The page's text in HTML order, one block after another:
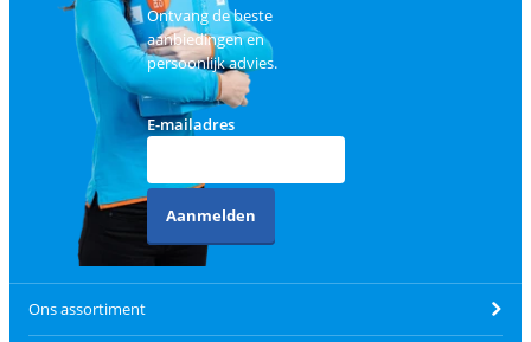
Ontvang de beste
aanbiedingen en
persoonlijk advies.
E-mailadres
Aanmelden
Ons assortiment